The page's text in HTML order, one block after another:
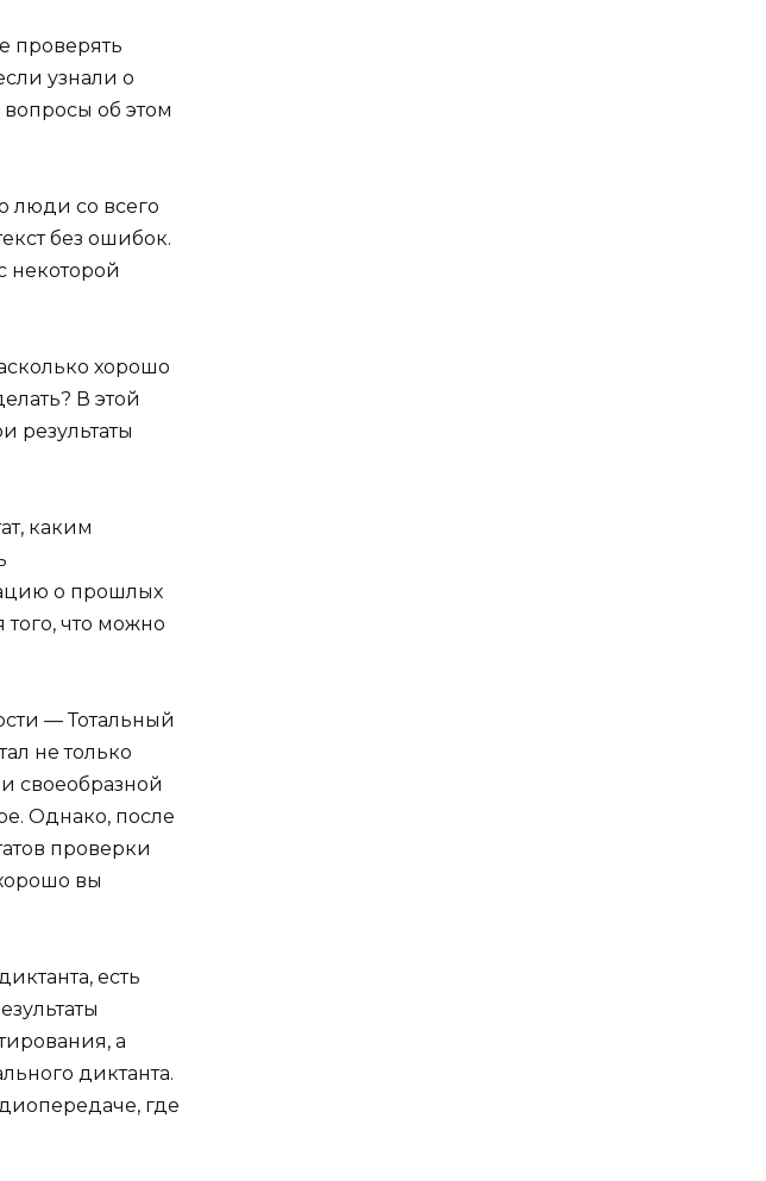
проверять
узнали о
об этом
люди со всего
без ошибок.
некоторой
хорошо
В этой
результаты
каким
о прошлых
что можно
— Тотальный
не только
своеобразной
Однако, после
проверки
вы
есть
а
диктанта.
где